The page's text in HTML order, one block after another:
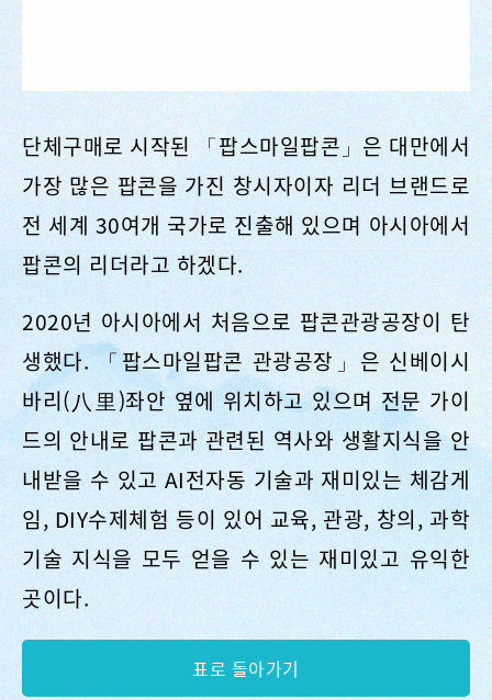
단체구매로 시작된 「팝스마일팝콘」은 대만에서
가장 많은 팝콘을 가진 창시자이자 리더 브랜드로
전 세계 30여개 국가로 진출해 있으며 아시아에서
팝콘의 리더라고 하겠다.
2020년 아시아에서 처음으로 팝콘관광공장이 탄
생했다. 「팝스마일팝콘 관광공장」은 신베이시
바리(八里)좌안 옆에 위치하고 있으며 전문 가이
드의 안내로 팝콘과 관련된 역사와 생활지식을 안
내받을 수 있고 AI전자동 기술과 재미있는 체감게
임, DIY수제체험 등이 있어 교육, 관광, 창의, 과학
기술 지식을 모두 얻을 수 있는 재미있고 유익한
곳이다.